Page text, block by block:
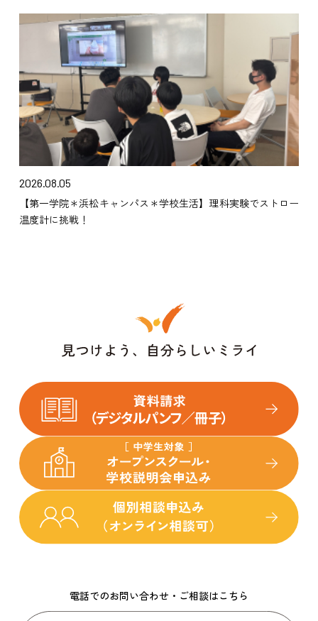
2026.08.05
【第一学院＊浜松キャンパス＊学校生活】理科実験でストロー
温度計に挑戦！
電話でのお問い合わせ・ご相談はこちら